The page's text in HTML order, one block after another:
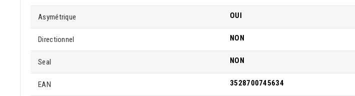
Asymétrique OUI
Directionnel NON
Seal NON
EAN 3528700745634